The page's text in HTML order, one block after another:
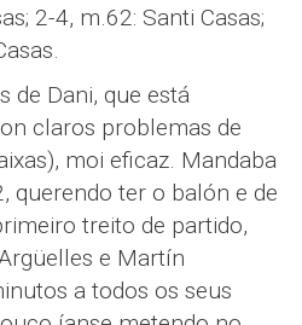
2-4, m.62: Santi Casas;
de Dani, que está
claros problemas de
moi eficaz. Mandaba
querendo ter o balón e de
treito de partido,
e Martín
a todos os seus